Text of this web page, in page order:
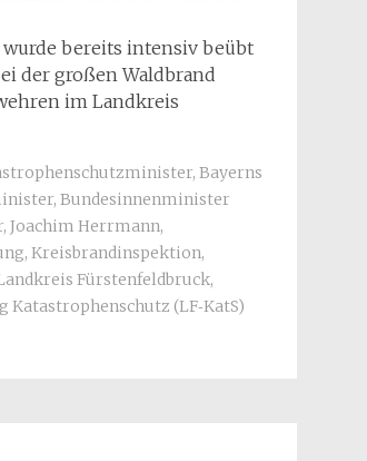
wurde bereits intensiv beübt
der großen Waldbrand
im Landkreis
, Bayerns
, Bundesinnenminister
, Joachim Herrmann,
, Kreisbrandinspektion,
Fürstenfeldbruck,
Katastrophenschutz (LF‑KatS)